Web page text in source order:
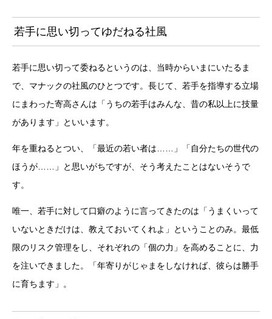
若手に思い切ってゆだねる社風
若手に思い切って委ねるというのは、当時からいまにいたるま
で、マナックの社風のひとつです。長じて、若手を指導する立場
にまわった寄高さんは「うちの若手はみんな、昔の私以上に技量
があります」といいます。
年を重ねるとつい、「最近の若い者は……」「自分たちの世代の
ほうが……」と思いがちですが、そう考えたことはないそうで
す。
唯一、若手に対して口癖のように言ってきたのは「うまくいって
いないときだけは、教えておいてくれよ」ということのみ。最低
限のリスク管理をし、それぞれの「個の力」を高めることに、力
を注いできました。「年寄りがじゃまをしなければ、彼らは勝手
に育ちます」。